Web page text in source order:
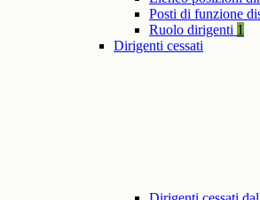
Posti di funzione
Ruolo dirigenti 1
Dirigenti cessati